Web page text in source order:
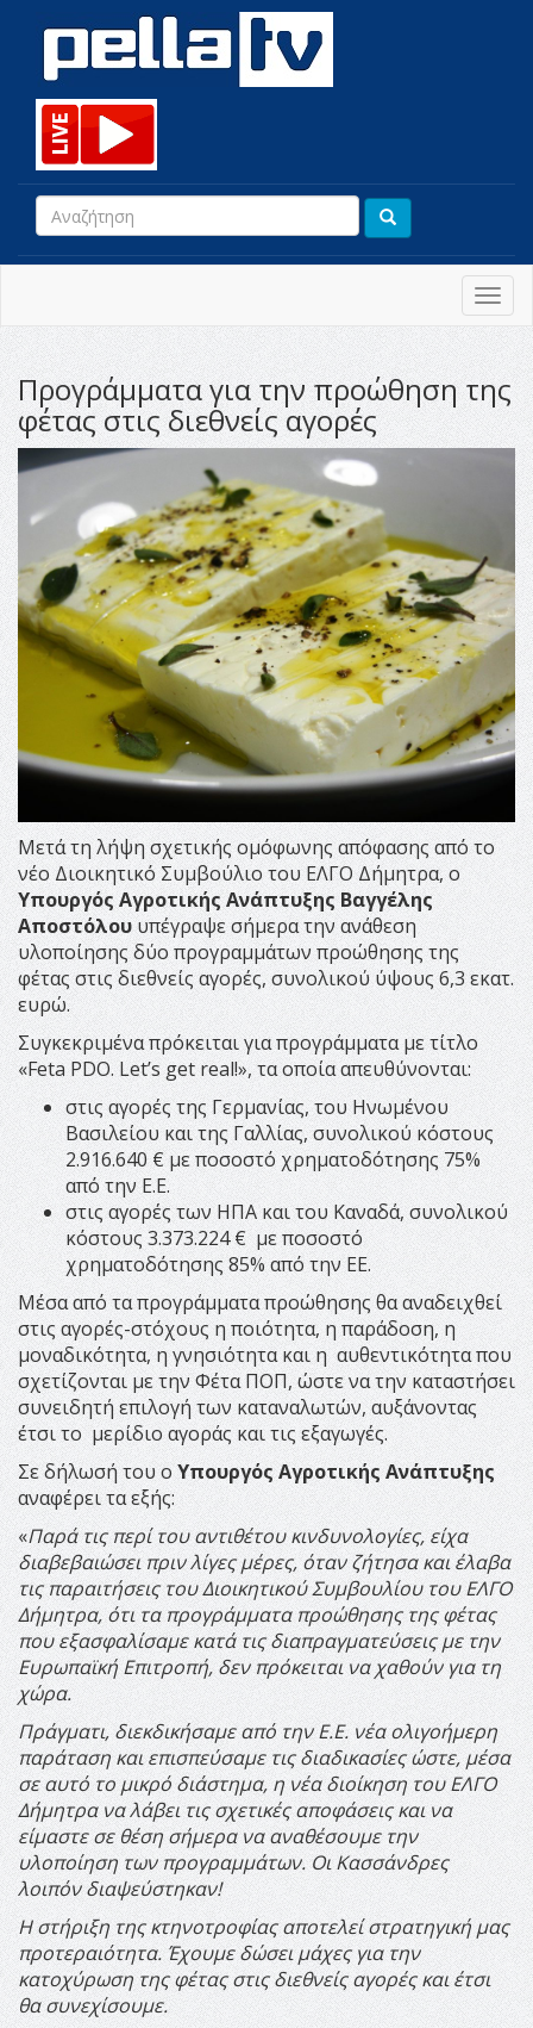
Προγράμματα για την προώθηση της
φέτας στις διεθνείς αγορές
Μετά τη λήψη σχετικής ομόφωνης απόφασης από το
νέο Διοικητικό Συμβούλιο του ΕΛΓΟ Δήμητρα, ο
Υπουργός Αγροτικής Ανάπτυξης Βαγγέλης
Αποστόλουυπέγραψε σήμερα την ανάθεση
υλοποίησης δύο προγραμμάτων προώθησης της
φέτας στις διεθνείς αγορές, συνολικού ύψους 6,3 εκατ.
ευρώ.
Συγκεκριμένα πρόκειται για προγράμματα με τίτλο
«Feta PDO. Let’s get real!», τα οποία απευθύνονται:
στις αγορές της Γερμανίας, του Ηνωμένου
Βασιλείου και της Γαλλίας, συνολικού κόστους
2.916.640 € με ποσοστό χρηματοδότησης 75%
από την Ε.Ε.
στις αγορές των ΗΠΑ και του Καναδά, συνολικού
κόστους 3.373.224 € με ποσοστό
χρηματοδότησης 85% από την ΕΕ.
Μέσα από τα προγράμματα προώθησης θα αναδειχθεί
στις αγορές-στόχους η ποιότητα, η παράδοση, η
μοναδικότητα, η γνησιότητα και η αυθεντικότητα που
σχετίζονται με την Φέτα ΠΟΠ, ώστε να την καταστήσει
συνειδητή επιλογή των καταναλωτών, αυξάνοντας
έτσι το μερίδιο αγοράς και τις εξαγωγές.
Σε δήλωσή του οΥπουργός Αγροτικής Ανάπτυξης
αναφέρει τα εξής:
«Παρά τις περί του αντιθέτου κινδυνολογίες, είχα
διαβεβαιώσει πριν λίγες μέρες, όταν ζήτησα και έλαβα
τις παραιτήσεις του Διοικητικού Συμβουλίου του ΕΛΓΟ
Δήμητρα, ότι τα προγράμματα προώθησης της φέτας
που εξασφαλίσαμε κατά τις διαπραγματεύσεις με την
Ευρωπαϊκή Επιτροπή, δεν πρόκειται να χαθούν για τη
χώρα.
Πράγματι, διεκδικήσαμε από την Ε.Ε. νέα ολιγοήμερη
παράταση και επισπεύσαμε τις διαδικασίες ώστε, μέσα
σε αυτό το μικρό διάστημα, η νέα διοίκηση του ΕΛΓΟ
Δήμητρα να λάβει τις σχετικές αποφάσεις και να
είμαστε σε θέση σήμερα να αναθέσουμε την
υλοποίηση των προγραμμάτων. Οι Κασσάνδρες
λοιπόν διαψεύστηκαν!
Η στήριξη της κτηνοτροφίας αποτελεί στρατηγική μας
προτεραιότητα. Έχουμε δώσει μάχες για την
κατοχύρωση της φέτας στις διεθνείς αγορές και έτσι
θα συνεχίσουμε.